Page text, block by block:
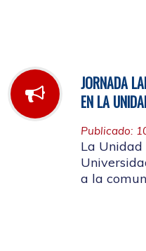
JORNADA
EN LA
Publicado:
La
a la